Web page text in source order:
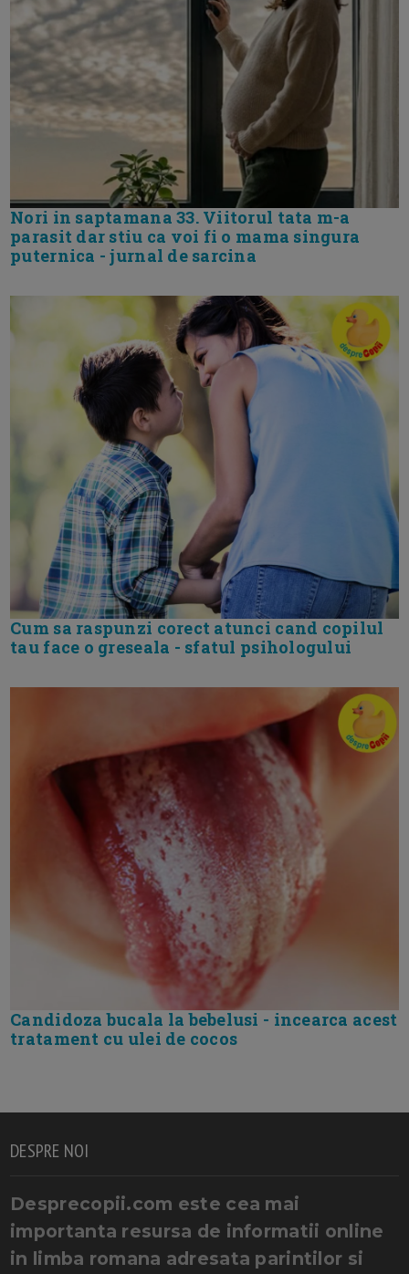
Nori in saptamana 33. Viitorul tata m-a
parasit dar stiu ca voi fi o mama singura
puternica - jurnal de sarcina
Cum sa raspunzi corect atunci cand copilul
tau face o greseala - sfatul psihologului
Candidoza bucala la bebelusi - incearca acest
tratament cu ulei de cocos
DESPRE NOI
Desprecopii.com este cea mai
importanta resursa de informatii online
in limba romana adresata parintilor si